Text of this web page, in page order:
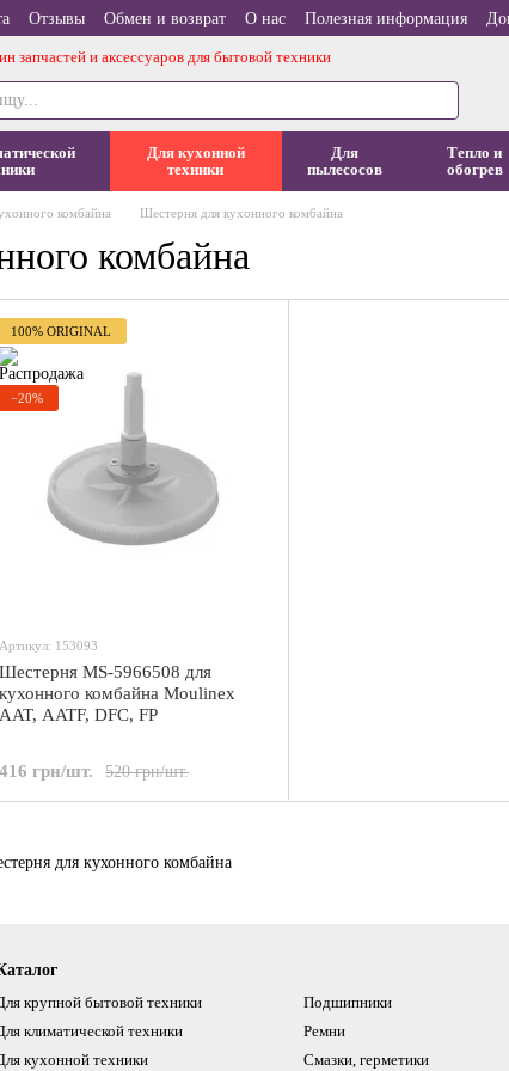
Отзывы Обмен и возврат О нас Полезная информация
запчастей и аксессуаров для бытовой техники
Для кухонной
техники
Для
пылесосов
Тепло и
обогрев
комбайна Шестерня для кухонного комбайна
комбайна
для кухонного комбайна
100% ORIGINAL
−20%
Артикул: 153093
Шестерня MS-5966508 для
кухонного комбайна Moulinex
AAT, AATF, DFC, FP
520 грн/шт.
416 грн/шт.
крупной бытовой техники
климатической техники
кухонной техники
Подшипники
Ремни
Смазки, герметики